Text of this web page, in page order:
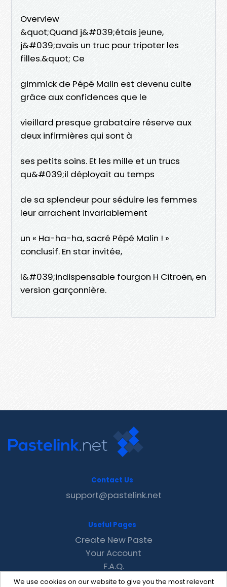
Overview
&quot;Quand j&#039;étais jeune,
j&#039;avais un truc pour tripoter les
filles.&quot; Ce
gimmick de Pépé Malin est devenu culte
grâce aux confidences que le
vieillard presque grabataire réserve aux
deux infirmières qui sont à
ses petits soins. Et les mille et un trucs
qu&#039;il déployait au temps
de sa splendeur pour séduire les femmes
leur arrachent invariablement
un « Ha-ha-ha, sacré Pépé Malin ! »
conclusif. En star invitée,
l&#039;indispensable fourgon H Citroën, en
version garçonnière.
We use cookies on our website to give you the most relevant
Contact Us
support@pastelink.net
Useful Pages
Create New Paste
Your Account
F.A.Q.
Recent